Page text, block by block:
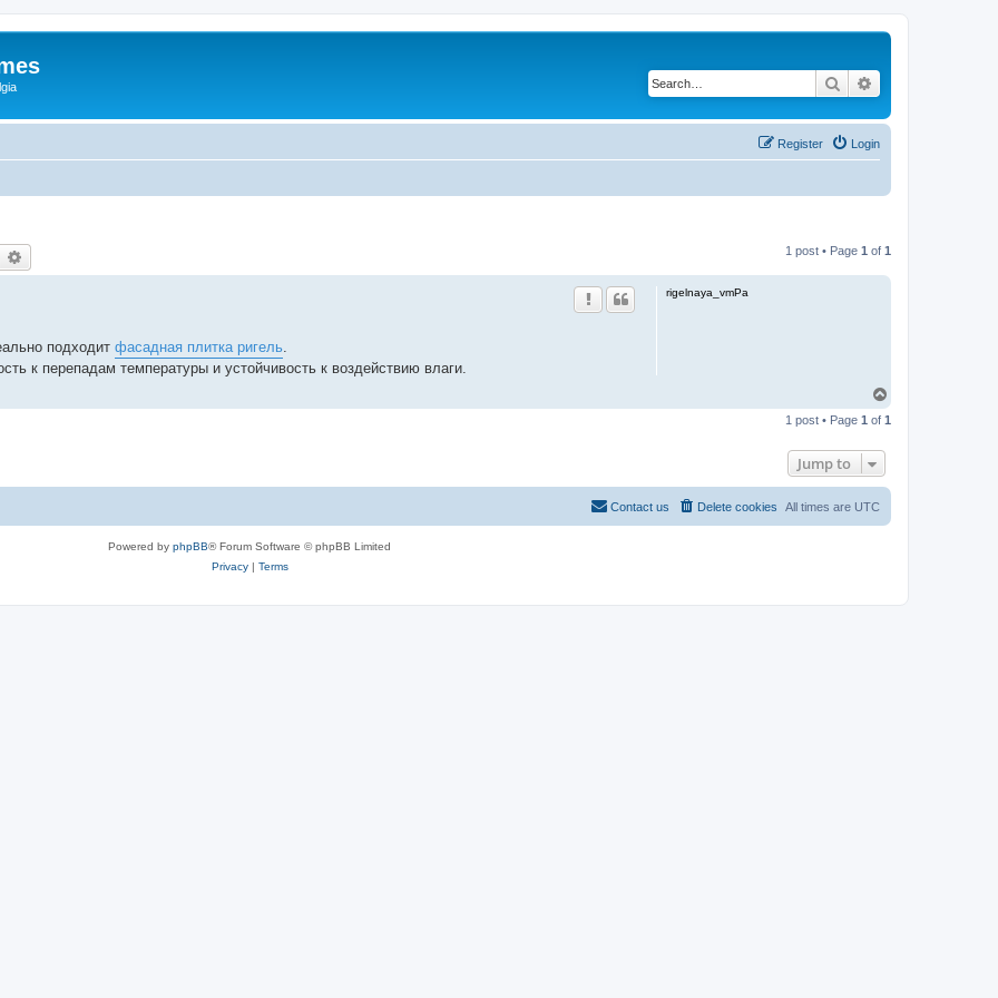
Search
Login
Register
Search 1 post • Page 1 of 1
rigelnaya_vmPa
подходит фасадная плитка ригель
к перепадам температуры и устойчивость к воздействию влаги.
p
1 post • Page 1 of 1
Jump to
All times are UTC
Delete cookies
Contact us
Powered by phpBB® Forum Software © phpBB Limited
Privacy| Terms